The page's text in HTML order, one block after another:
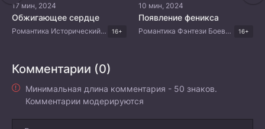
17 мин, 2024
Обжигающее сердце
Романтика Исторический Китайские дорамы 16+
10 мин, 2024
Появление феникса
Романтика Фэнтези Боевые искусства Китайские дорамы 16+
Комментарии (0)
Минимальная длина комментария - 50 знаков.
Комментарии модерируются